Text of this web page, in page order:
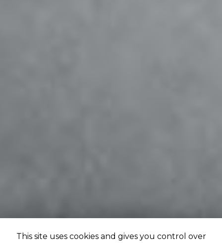
This site uses cookies and gives you control over